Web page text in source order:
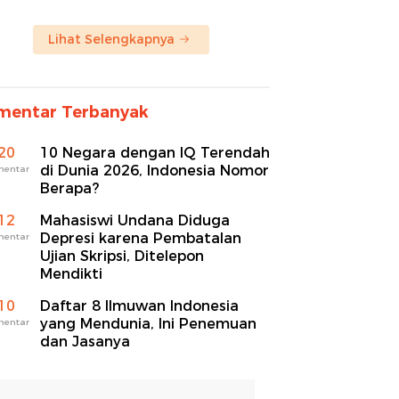
Lihat Selengkapnya
Terbanyak
10 Negara dengan IQ Terendah
di Dunia 2026, Indonesia Nomor
Berapa?
Mahasiswi Undana Diduga
Depresi karena Pembatalan
Ujian Skripsi, Ditelepon
Mendikti
Daftar 8 Ilmuwan Indonesia
yang Mendunia, Ini Penemuan
dan Jasanya